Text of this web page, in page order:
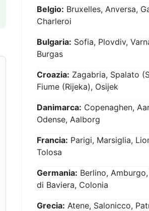
Belgio: Bruxelles, Anversa,
Charleroi
Bulgaria: Sofia, Plovdiv,
Burgas
Croazia: Zagabria, Spalato
Fiume (Rijeka), Osijek
Danimarca: Copenaghen,
Odense, Aalborg
Francia: Parigi, Marsiglia,
Tolosa
Germania: Berlino,
di Baviera, Colonia
Grecia: Atene, Salonicco,